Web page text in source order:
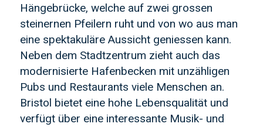
Hängebrücke, welche auf zwei grossen
steinernen Pfeilern ruht und von wo aus man
eine spektakuläre Aussicht geniessen kann.
Neben dem Stadtzentrum zieht auch das
modernisierte Hafenbecken mit unzähligen
Pubs und Restaurants viele Menschen an.
Bristol bietet eine hohe Lebensqualität und
verfügt über eine interessante Musik- und